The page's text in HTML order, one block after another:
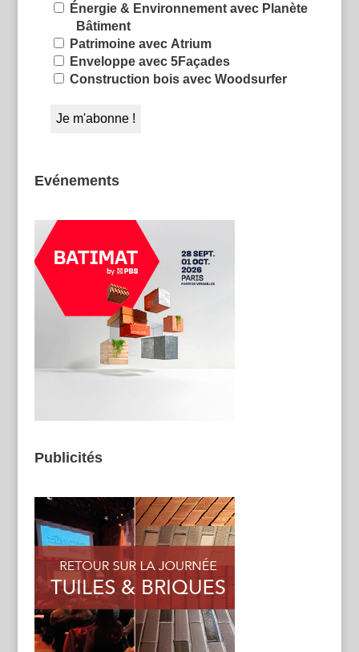
Énergie & Environnement avec Planète
Bâtiment
Patrimoine avec Atrium
Enveloppe avec 5Façades
Construction bois avec Woodsurfer
Evénements
Publicités